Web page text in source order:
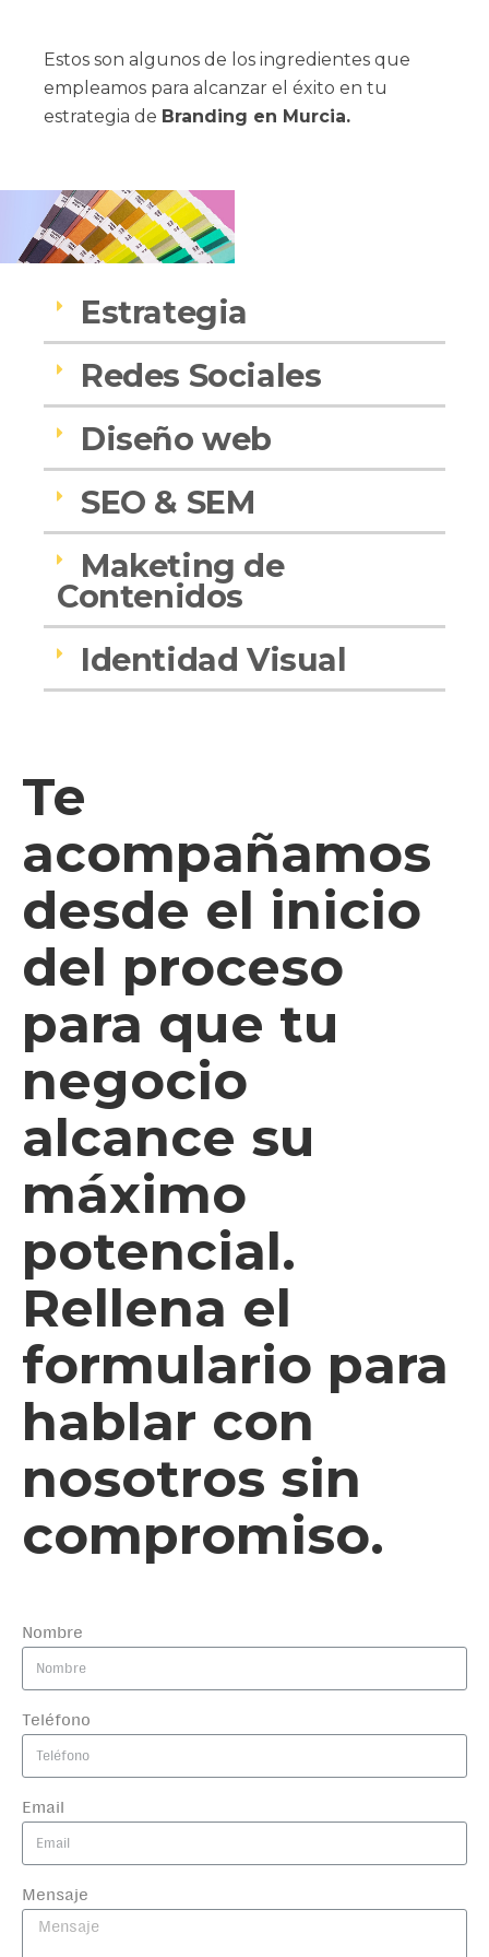
Estos son algunos de los ingredientes que
empleamos para alcanzar el éxito en tu
estrategia de Branding en Murcia.
Estrategia
Redes Sociales
Diseño web
SEO & SEM
Maketing de
Contenidos
Identidad Visual
Te
acompañamos
desde el inicio
del proceso
para que tu
negocio
alcance su
máximo
potencial.
Rellena el
formulario para
hablar con
nosotros sin
compromiso.
Nombre
Teléfono
Email
Mensaje